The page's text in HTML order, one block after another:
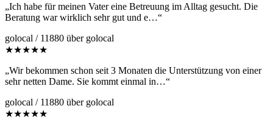
„Ich habe für meinen Vater eine Betreuung im Alltag gesucht. Die
Beratung war wirklich sehr gut und e…“
golocal / 11880 über golocal
★★★★★
„Wir bekommen schon seit 3 Monaten die Unterstützung von einer
sehr netten Dame. Sie kommt einmal in…“
golocal / 11880 über golocal
★★★★★